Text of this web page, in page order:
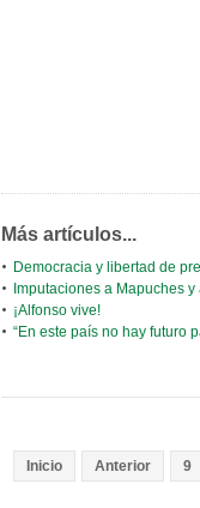
Más artículos...
Democracia y libertad de
Imputaciones a Mapuches
¡Alfonso vive!
“En este país no hay futuro
Inicio
Anterior 9